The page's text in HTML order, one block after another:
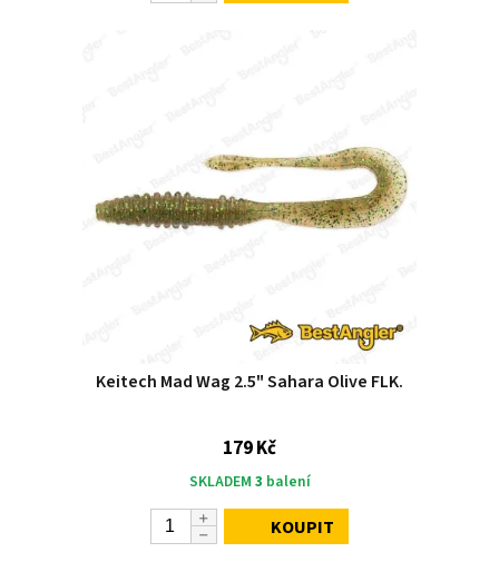
Keitech Mad Wag 2.5" Sahara Olive FLK.
179 Kč
SKLADEM 3 balení
KOUPIT